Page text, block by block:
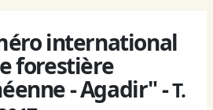
international
forestière
- Agadir" -T.